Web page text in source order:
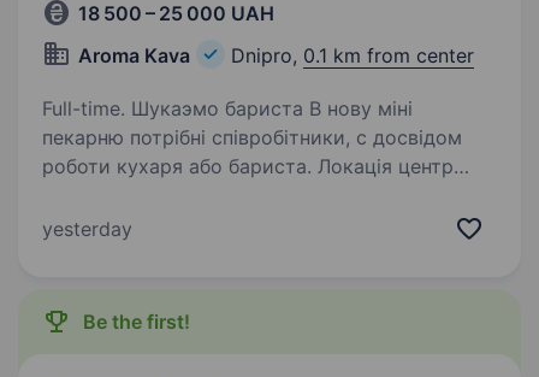
18 500 – 25 000 UAH
Aroma Kava
Dnipro, 0.1 km from center
Full-time. Шукаэмо бариста В нову міні
пекарню потрібні співробітники, с досвідом
роботи кухаря або бариста. Локація центр
виплата кожного дня всі 100 відсотків ЗП
yesterday
Be the first!